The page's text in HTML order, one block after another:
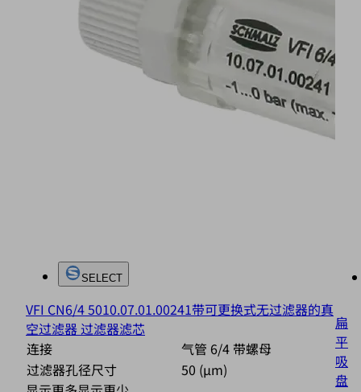
SELECT
VFI CN6/4 5010.07.01.00241带可更换式无过滤器的真
空过滤器 过滤器滤芯
连接
气管 6/4 带螺母
过滤器孔径尺寸
50 (µm)
扁
平
吸
盘